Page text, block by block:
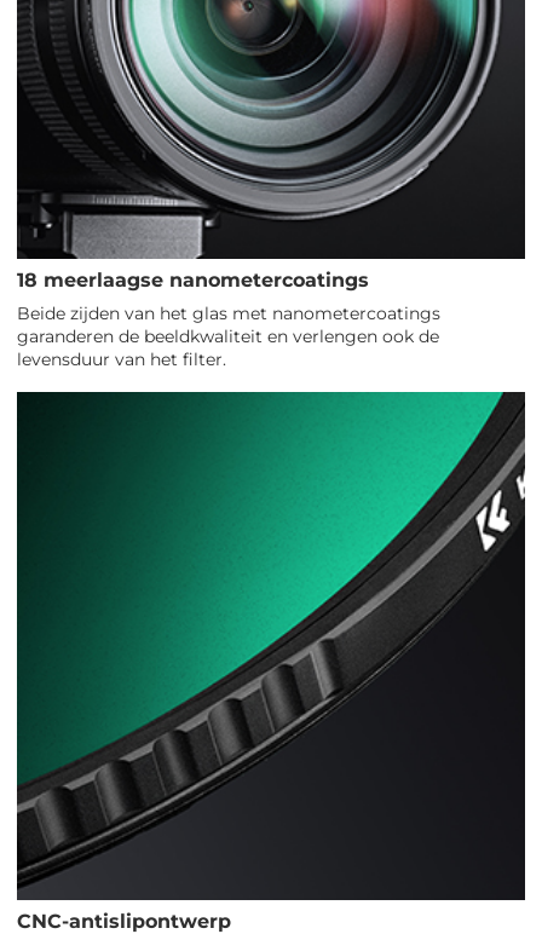
18 meerlaagse nanometercoatings
Beide zijden van het glas met nanometercoatings
garanderen de beeldkwaliteit en verlengen ook de
levensduur van het filter.
CNC-antislipontwerp